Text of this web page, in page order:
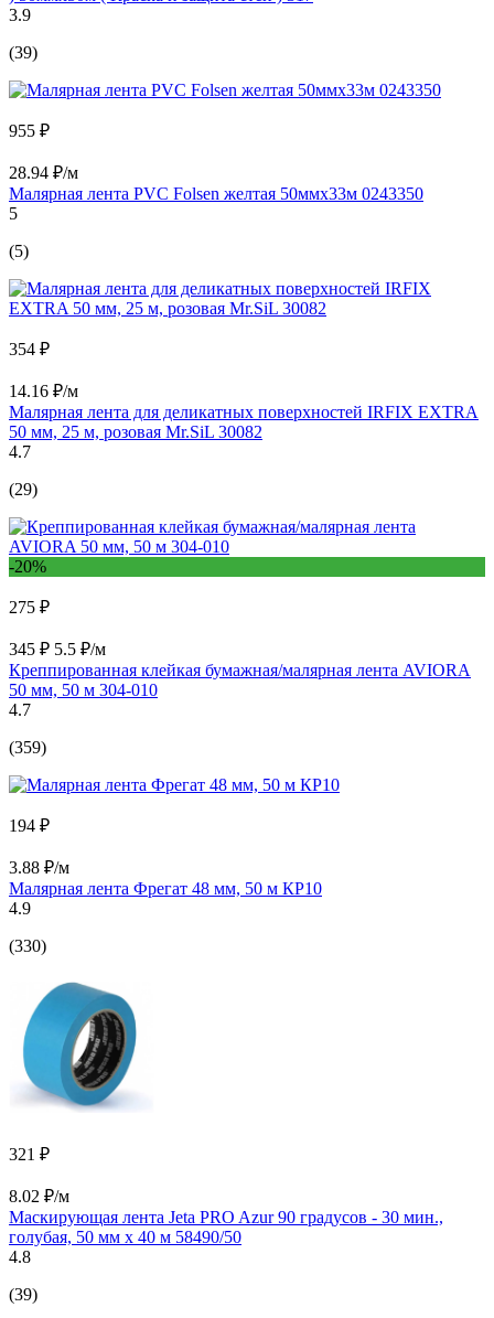
3.9
(39)
955 ₽
28.94 ₽/м
Малярная лента PVC Folsen желтая 50ммx33м 0243350
5
(5)
354 ₽
14.16 ₽/м
Малярная лента для деликатных поверхностей IRFIX EXTRA
50 мм, 25 м, розовая Mr.SiL 30082
4.7
(29)
-20%
275 ₽
345 ₽ 5.5 ₽/м
Креппированная клейкая бумажная/малярная лента AVIORA
50 мм, 50 м 304-010
4.7
(359)
194 ₽
3.88 ₽/м
Малярная лента Фрегат 48 мм, 50 м КР10
4.9
(330)
321 ₽
8.02 ₽/м
Маскирующая лента Jeta PRO Azur 90 градусов - 30 мин.,
голубая, 50 мм х 40 м 58490/50
4.8
(39)